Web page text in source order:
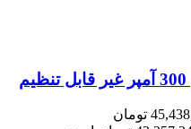
قیمت اصلی 45,438,000 تومان